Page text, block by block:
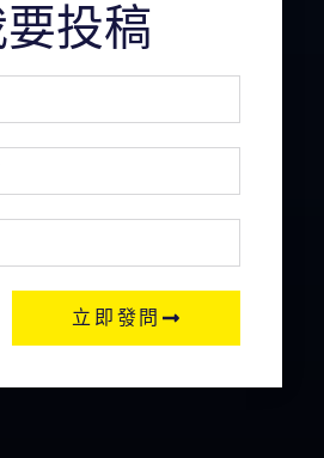
投稿
立即發問